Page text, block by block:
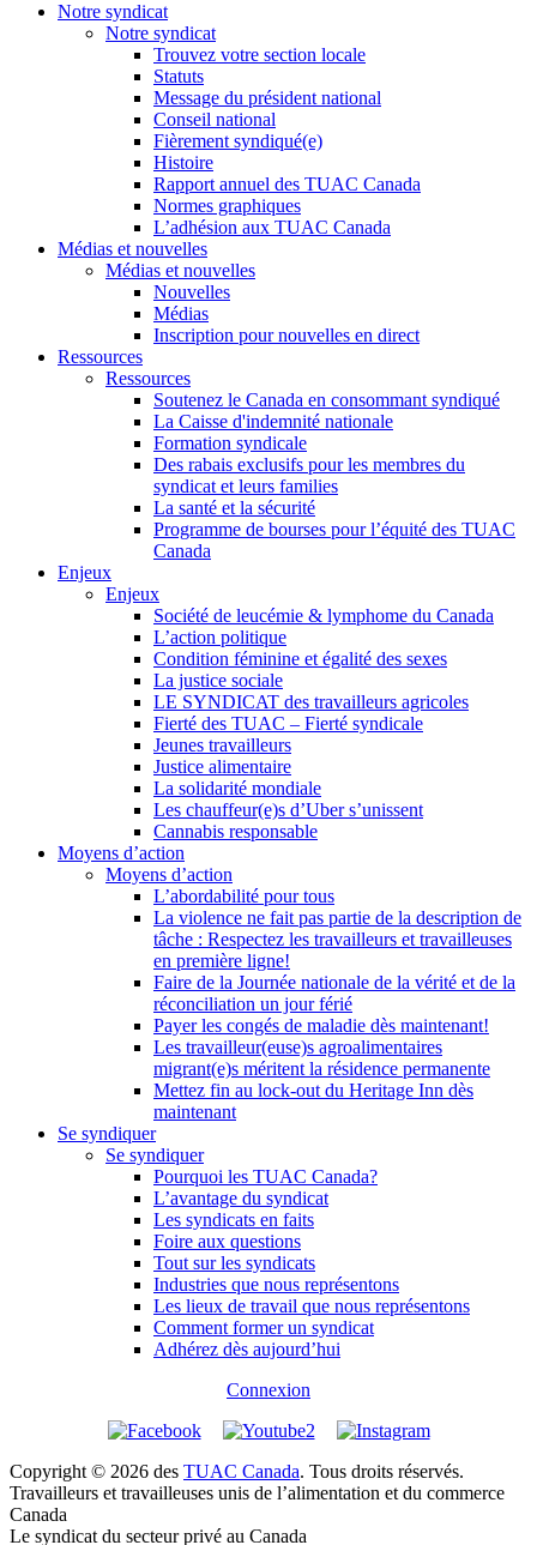
Notre syndicat
Notre syndicat
Trouvez votre section locale
Statuts
Message du président national
Conseil national
Fièrement syndiqué(e)
Histoire
Rapport annuel des TUAC Canada
Normes graphiques
L’adhésion aux TUAC Canada
Médias et nouvelles
Médias et nouvelles
Nouvelles
Médias
Inscription pour nouvelles en direct
Ressources
Ressources
Soutenez le Canada en consommant syndiqué
La Caisse d'indemnité nationale
Formation syndicale
Des rabais exclusifs pour les membres du
syndicat et leurs families
La santé et la sécurité
Programme de bourses pour l’équité des TUAC
Canada
Enjeux
Enjeux
Société de leucémie & lymphome du Canada
L’action politique
Condition féminine et égalité des sexes
La justice sociale
LE SYNDICAT des travailleurs agricoles
Fierté des TUAC – Fierté syndicale
Jeunes travailleurs
Justice alimentaire
La solidarité mondiale
Les chauffeur(e)s d’Uber s’unissent
Cannabis responsable
Moyens d’action
Moyens d’action
L’abordabilité pour tous
La violence ne fait pas partie de la description de
tâche : Respectez les travailleurs et travailleuses
en première ligne!
Faire de la Journée nationale de la vérité et de la
réconciliation un jour férié
Payer les congés de maladie dès maintenant!
Les travailleur(euse)s agroalimentaires
migrant(e)s méritent la résidence permanente
Mettez fin au lock-out du Heritage Inn dès
maintenant
Se syndiquer
Se syndiquer
Pourquoi les TUAC Canada?
L’avantage du syndicat
Les syndicats en faits
Foire aux questions
Tout sur les syndicats
Industries que nous représentons
Les lieux de travail que nous représentons
Comment former un syndicat
Adhérez dès aujourd’hui
Connexion
Copyright © 2026 des TUAC Canada. Tous droits réservés.
Travailleurs et travailleuses unis de l’alimentation et du commerce
Canada
Le syndicat du secteur privé au Canada